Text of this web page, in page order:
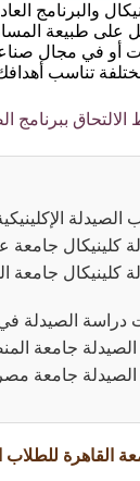
والبرنامج
طبيعة المسار
أو في مجال
تناسب أهدافك
ببرنامج
كلينيكال
كلينيكال جامعة
دراسة الصيدلة
جامعة
جامعة
القاهرة للطلاب